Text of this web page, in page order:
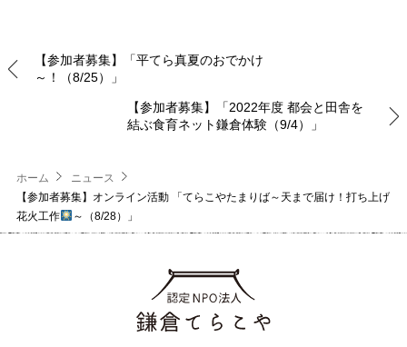
【参加者募集】「平てら真夏のおでかけ
～！（8/25）」
【参加者募集】「2022年度 都会と田舎を
結ぶ食育ネット鎌倉体験（9/4）」
ホーム
ニュース
【参加者募集】オンライン活動 「てらこやたまりば～天まで届け！打ち上げ
花火工作
～（8/28）」